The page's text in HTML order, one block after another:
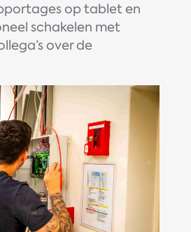
op tablet en
schakelen met
over de